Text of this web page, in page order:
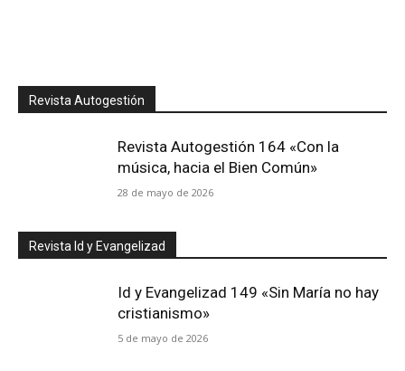
Revista Autogestión
Revista Autogestión 164 «Con la
música, hacia el Bien Común»
28 de mayo de 2026
Revista Id y Evangelizad
Id y Evangelizad 149 «Sin María no hay
cristianismo»
5 de mayo de 2026